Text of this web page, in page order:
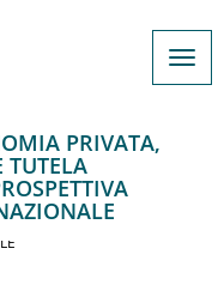
PRIVATA,
TUTELA
E TUTELA DEI DIRITTI NELLA